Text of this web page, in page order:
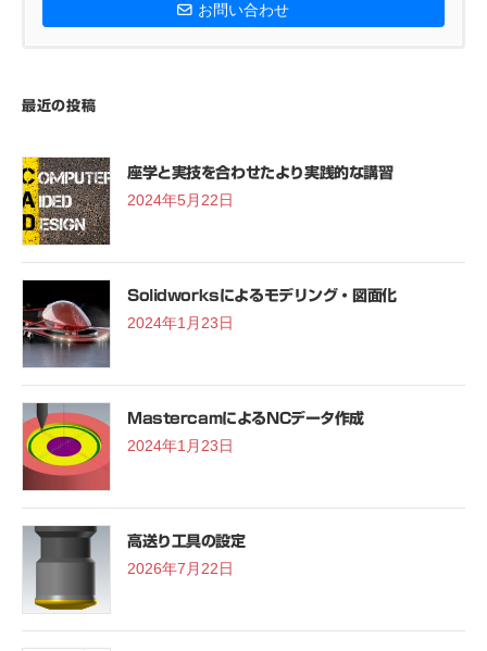
お問い合わせ
最近の投稿
座学と実技を合わせたより実践的な講習
2024年5月22日
Solidworksによるモデリング・図面化
2024年1月23日
MastercamによるNCデータ作成
2024年1月23日
高送り工具の設定
2026年7月22日